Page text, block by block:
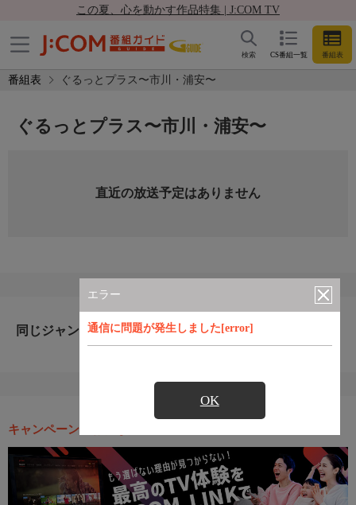
この夏、心を動かす作品特集 | J:COM TV
CS番組一覧 番組表
検索
番組表 ぐるっとプラス〜市川・浦安〜
エラー
通信に問題が発生しました[error]
OK
ぐるっとプラス〜市川・浦安〜
直近の放送予定はありません
同じジャンルのおすすめ番組
キャンペーン・お得な情報